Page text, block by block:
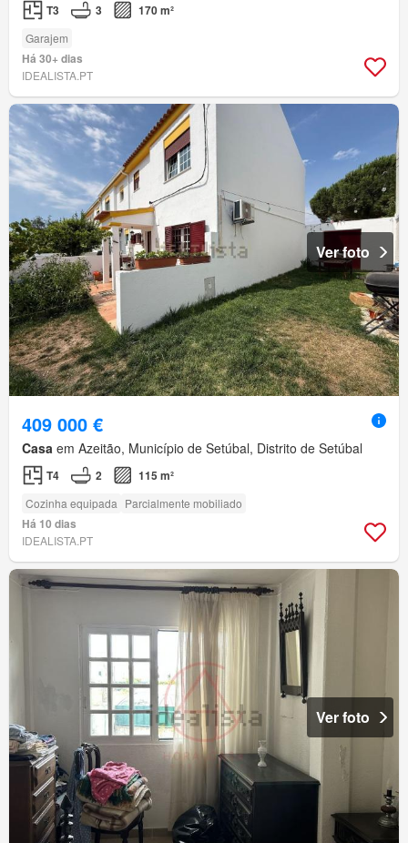
T3 3 170 m²
Garajem
Há 30+ dias
IDEALISTA.PT
Ver foto
409 000 €
Casa em Azeitão, Município de Setúbal, Distrito de Setúbal
T4 2 115 m²
Cozinha equipada Parcialmente mobiliado
Há 10 dias
IDEALISTA.PT
Ver foto